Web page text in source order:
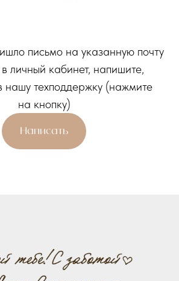
письмо на указанную почту
личный кабинет, напишите,
нашу техподдержку (нажмите
на кнопку)
Написать